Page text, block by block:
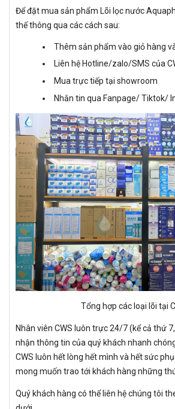
Để đặt mua sản phẩm Lõi lọc nước
thể thông qua các cách sau:
Thêm sản phẩm vào giỏ hàng
Liên hệ Hotline/zalo/SMS của
Mua trực tiếp tại showroom
Nhắn tin qua Fanpage/ Tiktok/
Tổng hợp các loại lõi tại
Nhân viên CWS luôn trực 24/7 (kể cả thứ
nhận thông tin của quý khách nhanh
CWS luôn hết lòng hết mình và hết sức
mong muốn trao tới khách hàng những
Quý khách hàng có thể liên hệ chúng tôi